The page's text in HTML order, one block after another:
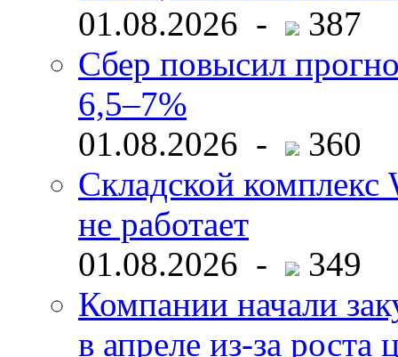
01.08.2026 -
387
Сбер повысил
6,5–7%
01.08.2026 -
360
Складской комплекс
не работает
01.08.2026 -
349
Компании начали
в апреле из-за роста